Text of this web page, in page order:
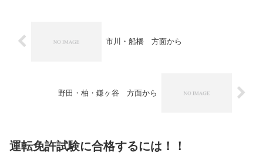
市川・船橋 方面から
野田・柏・鎌ヶ谷 方面から
運転免許試験に合格するには！！